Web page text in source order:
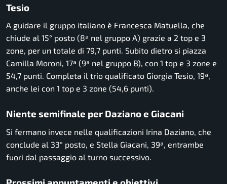
Tesio
A guidare il gruppo italiano è Francesca Matuella, che
chiude al 15° posto (8ª nel gruppo A) grazie a 2 top e 3
zone, per un totale di 79,7 punti. Subito dietro si piazza
Camilla Moroni, 17ª (9ª nel gruppo B), con 1 top e 3 zone e
54,7 punti. Completa il trio qualificato Giorgia Tesio, 19ª,
anche lei con 1 top e 3 zone (54,6 punti).
Niente semifinale per Daziano e Giacani
Si fermano invece nelle qualificazioni Irina Daziano, che
conclude al 33° posto, e Stella Giacani, 39ª, entrambe
fuori dal passaggio al turno successivo.